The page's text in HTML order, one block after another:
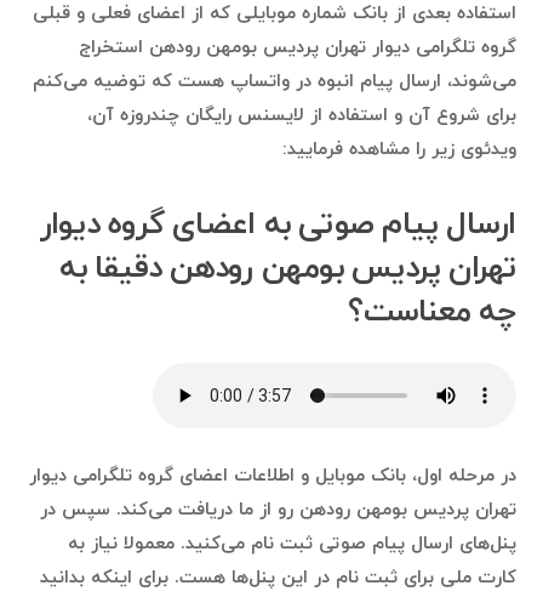
استفاده بعدی از بانک شماره موبایلی که از اعضای فعلی و قبلی
گروه تلگرامی دیوار تهران پردیس بومهن رودهن استخراج
می‌شوند، ارسال پیام انبوه در واتساپ هست که توضیه می‌کنم
برای شروع آن و استفاده از لایسنس رایگان چندروزه آن،
ویدئوی زیر را مشاهده فرمایید:
ارسال پیام صوتی به اعضای گروه دیوار
تهران پردیس بومهن رودهن دقیقا به
چه معناست؟
در مرحله اول، بانک موبایل و اطلاعات اعضای گروه تلگرامی دیوار
تهران پردیس بومهن رودهن رو از ما دریافت می‌کند. سپس در
پنل‌های ارسال پیام صوتی ثبت نام می‌کنید. معمولا نیاز به
کارت ملی برای ثبت نام در این پنل‌ها هست. برای اینکه بدانید